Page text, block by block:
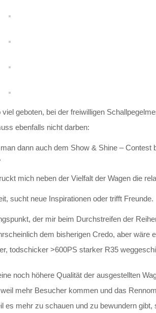
viel geboten, bei der freiwilligen
ebenfalls nicht darben:
dann auch dem Show & Shine –
mich neben der Vielfalt der Wagen die
sucht neue Inspirationen oder trifft Freunde.
der mir beim Durchstreifen der
dem bisherigen Credo, aber wäre
todschicker >600PS starker R35
noch höhere Qualität der ausgestellten
mehr Besucher kommen und das
es mehr zu schauen und zu bewundern